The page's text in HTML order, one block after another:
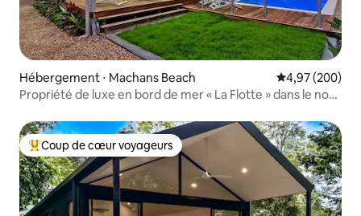
Hébergement ⋅ Machans Beach Évaluation
4,97 (200)
Propriété de luxe en bord de mer « La Flotte » dans le nord
Coups de cœur voyageurs les plus appréciés
Coup de cœur voyageurs